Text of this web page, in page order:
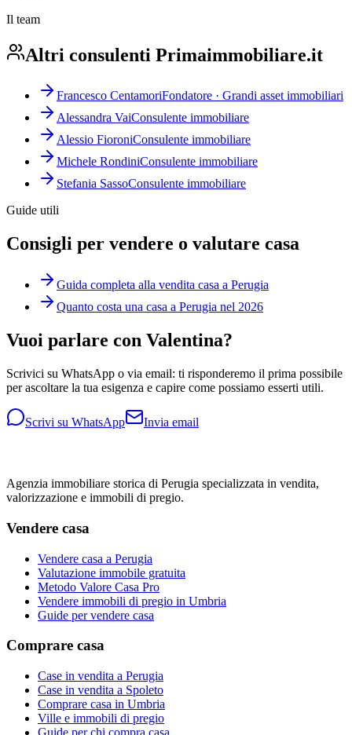
Il team
Altri consulenti Primaimmobiliare.it
Francesco CentamoriFondatore · Grandi asset immobiliari
Alessandra VaiConsulente immobiliare
Alessio FioroniConsulente immobiliare
Michele RondiniConsulente immobiliare
Stefania SassoConsulente immobiliare
Guide utili
Consigli per vendere o valutare casa
Guida completa alla vendita casa a Perugia
Quanto costa una casa a Perugia nel 2026
Vuoi parlare con Valentina?
Scrivici su WhatsApp o via email: ti risponderemo il prima possibile
per ascoltare la tua esigenza e capire come possiamo esserti utili.
Scrivi su WhatsApp Invia email
Agenzia immobiliare storica di Perugia specializzata in vendita,
valorizzazione e immobili di pregio.
Vendere casa
Vendere casa a Perugia
Valutazione immobile gratuita
Metodo Valore Casa Pro
Vendere immobili di pregio in Umbria
Guide per vendere casa
Comprare casa
Case in vendita a Perugia
Case in vendita a Spoleto
Comprare casa in Umbria
Ville e immobili di pregio
Guide per chi compra casa